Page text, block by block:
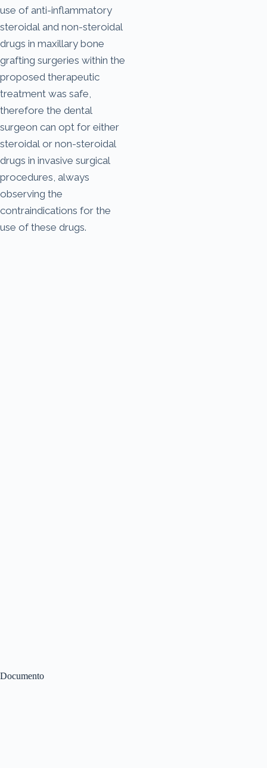
Documento
use of anti-inflammatory
steroidal and non-steroidal
drugs in maxillary bone
grafting surgeries within the
proposed therapeutic
treatment was safe,
therefore the dental
surgeon can opt for either
steroidal or non-steroidal
drugs in invasive surgical
procedures, always
observing the
contraindications for the
use of these drugs.